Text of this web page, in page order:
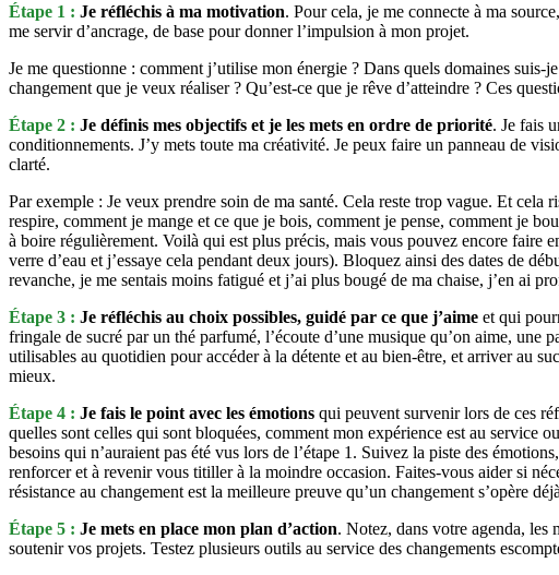
Étape 1 : Je réfléchis à ma motivation. Pour cela, je me connecte à ma
me servir d’ancrage, de base pour donner l’impulsion à mon projet.
Je me questionne : comment j’utilise mon énergie ? Dans quels domaines
changement que je veux réaliser ? Qu’est-ce que je rêve d’atteindre ? Ces
Étape 2 : Je définis mes objectifs et je les mets en ordre de priorité. Je fais
conditionnements. J’y mets toute ma créativité. Je peux faire un panneau de
clarté.
Par exemple : Je veux prendre soin de ma santé. Cela reste trop vague. Et
respire, comment je mange et ce que je bois, comment je pense, comment je
à boire régulièrement. Voilà qui est plus précis, mais vous pouvez encore faire
verre d’eau et j’essaye cela pendant deux jours). Bloquez ainsi des dates de
revanche, je me sentais moins fatigué et j’ai plus bougé de ma chaise, j’en ai
Étape 3 : Je réfléchis au choix possibles, guidé par ce que j’aime et qui
fringale de sucré par un thé parfumé, l’écoute d’une musique qu’on aime,
utilisables au quotidien pour accéder à la détente et au bien-être, et arriver au
mieux.
Étape 4 : Je fais le point avec les émotions qui peuvent survenir lors de ces
quelles sont celles qui sont bloquées, comment mon expérience est au service
besoins qui n’auraient pas été vus lors de l’étape 1. Suivez la piste des
renforcer et à revenir vous titiller à la moindre occasion. Faites-vous aider si
résistance au changement est la meilleure preuve qu’un changement s’opère
Étape 5 : Je mets en place mon plan d’action. Notez, dans votre agenda, les
soutenir vos projets. Testez plusieurs outils au service des changements